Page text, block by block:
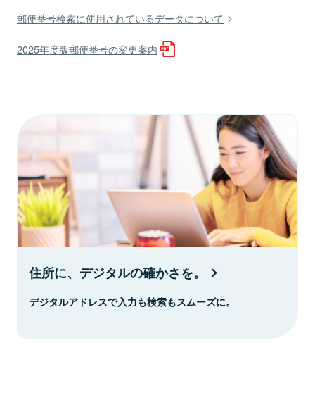
郵便番号検索に使用されているデータについて
2025年度版郵便番号の変更案内
住所に、デジタルの確かさを。
デジタルアドレスで入力も検索もスムーズに。